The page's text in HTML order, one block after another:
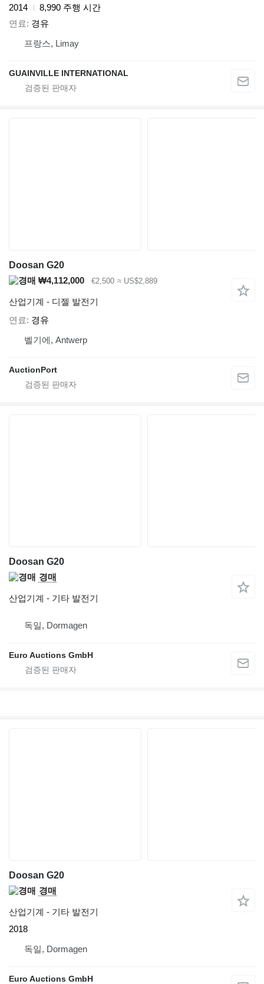
2014
8,990 주행 시간
연료
경유
프랑스, Limay
GUAINVILLE INTERNATIONAL
Doosan G20
₩4,112,000
€2,500 ≈ US$2,889
산업기계 - 디젤 발전기
연료
경유
벨기에, Antwerp
AuctionPort
Doosan G20
경매
산업기계 - 기타 발전기
독일, Dormagen
Euro Auctions GmbH
Doosan G20
경매
산업기계 - 기타 발전기
2018
독일, Dormagen
Euro Auctions GmbH